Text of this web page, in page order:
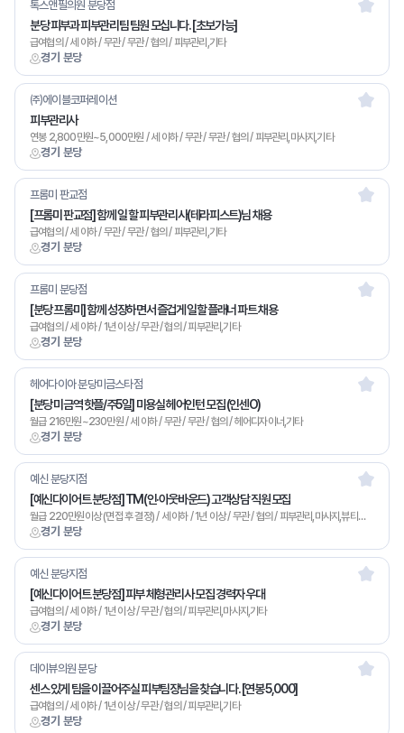
경기 분당
톡스앤필의원 분당점
분당 피부과 피부관리팀 팀원 모십니다. [초보가능]
급여협의 / 세 이하 / 무관 / 무관 / 협의 / 피부관리,기타
경기 분당
㈜에이블코퍼레이션
피부관리사
연봉 2,800만원~5,000만원 / 세 이하 / 무관 / 무관 / 협의 / 피부관리,마사지,기타
경기 분당
프롬미 판교점
[프롬미 판교점] 함께 일 할 피부관리사(테라피스트)님 채용
급여협의 / 세 이하 / 무관 / 무관 / 협의 / 피부관리,기타
경기 분당
프롬미 분당점
[분당 프롬미] 함께 성장하면서 즐겁게 일할 플래너 파트 채용
급여협의 / 세 이하 / 1년 이상 / 무관 / 협의 / 피부관리,기타
경기 분당
헤어다이아 분당미금스타점
[분당 미금역 핫플/주5일] 미용실 헤어인턴 모집 (인센O)
월급 216만원~230만원 / 세 이하 / 무관 / 무관 / 협의 / 헤어디자이너,기타
경기 분당
예신 분당지점
[예신다이어트 분당점] TM(인·아웃바운드) 고객상담 직원 모집
월급 220만원이상 (면접 후 결정) / 세 이하 / 1년 이상 / 무관 / 협의 / 피부관리,마사지,뷰티매니저,기타
경기 분당
예신 분당지점
[예신다이어트 분당점] 피부 체형관리사 모집 경력자 우대
급여협의 / 세 이하 / 1년 이상 / 무관 / 협의 / 피부관리,마사지,기타
경기 분당
데이뷰의원 분당
센스 있게 팀을 이끌어주실 피부팀장님을 찾습니다. [연봉 5,000]
급여협의 / 세 이하 / 1년 이상 / 무관 / 협의 / 피부관리,기타